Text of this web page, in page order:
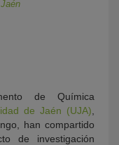
de Química
de Jaén (UJA)
han compartido
de investigación